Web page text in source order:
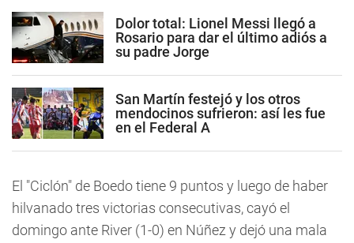
Dolor total: Lionel Messi llegó a
Rosario para dar el último adiós a
su padre Jorge
San Martín festejó y los otros
mendocinos sufrieron: así les fue
en el Federal A
El "Ciclón" de Boedo tiene 9 puntos y luego de haber
hilvanado tres victorias consecutivas, cayó el
domingo ante River (1-0) en Núñez y dejó una mala